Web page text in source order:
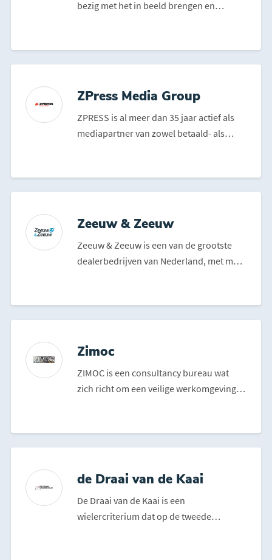
bezig met het in beeld brengen en
ZPress Media Group
ZPRESS is al meer dan 35 jaar actief als
mediapartner van zowel betaald- als
Zeeuw & Zeeuw
Zeeuw & Zeeuw is een van de grootste
dealerbedrijven van Nederland, met maar
Zimoc
ZIMOC is een consultancy bureau wat
zich richt om een veilige werkomgeving te
de Draai van de Kaai
De Draai van de Kaai is een
wielercriterium dat op de tweede